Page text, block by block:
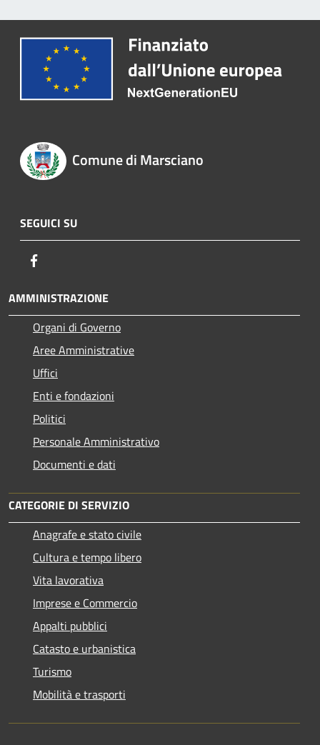
Comune di Marsciano
SEGUICI SU
AMMINISTRAZIONE
Organi di Governo
Aree Amministrative
Uffici
Enti e fondazioni
Politici
Personale Amministrativo
Documenti e dati
CATEGORIE DI SERVIZIO
Anagrafe e stato civile
Cultura e tempo libero
Vita lavorativa
Imprese e Commercio
Appalti pubblici
Catasto e urbanistica
Turismo
Mobilità e trasporti